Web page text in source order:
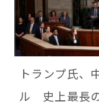
トランプ氏、
ル 史上最長